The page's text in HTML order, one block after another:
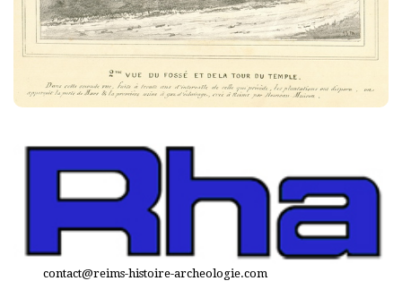
contact@reims-histoire-archeologie.com